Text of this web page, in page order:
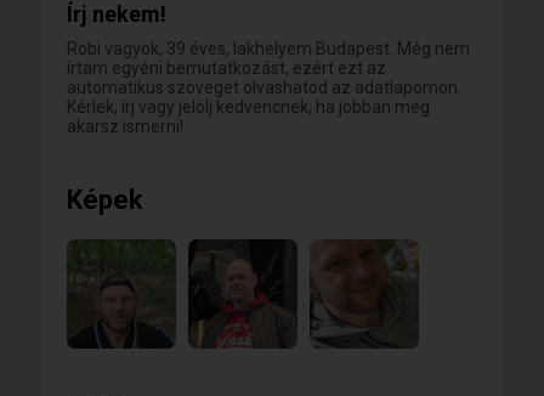
Írj nekem!
Robi vagyok, 39 éves, lakhelyem Budapest. Még nem
írtam egyéni bemutatkozást, ezért ezt az
automatikus szöveget olvashatod az adatlapomon.
Kérlek, írj vagy jelölj kedvencnek, ha jobban meg
akarsz ismerni!
Képek